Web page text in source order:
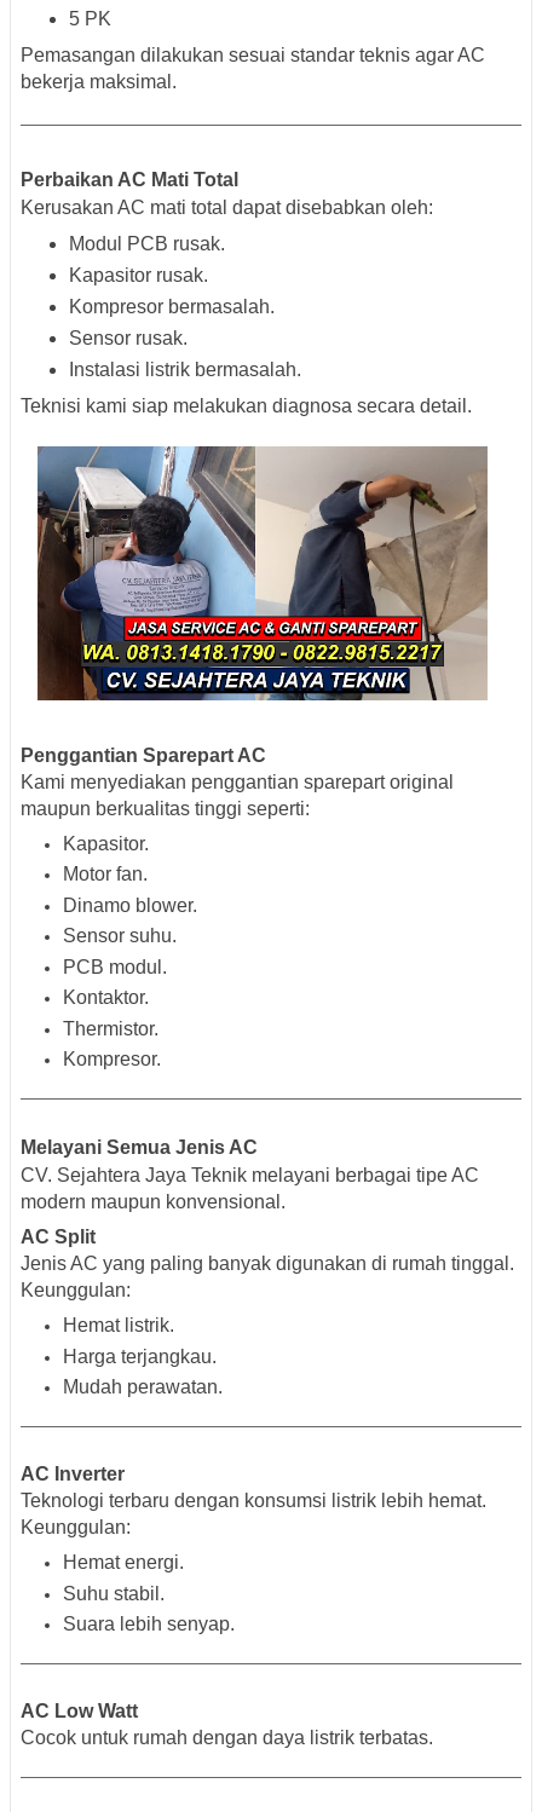
5 PK
Pemasangan dilakukan sesuai standar teknis agar AC
bekerja maksimal.
Perbaikan AC Mati Total
Kerusakan AC mati total dapat disebabkan oleh:
Modul PCB rusak.
Kapasitor rusak.
Kompresor bermasalah.
Sensor rusak.
Instalasi listrik bermasalah.
Teknisi kami siap melakukan diagnosa secara detail.
Penggantian Sparepart AC
Kami menyediakan penggantian sparepart original
maupun berkualitas tinggi seperti:
Kapasitor.
Motor fan.
Dinamo blower.
Sensor suhu.
PCB modul.
Kontaktor.
Thermistor.
Kompresor.
Melayani Semua Jenis AC
CV. Sejahtera Jaya Teknik melayani berbagai tipe AC
modern maupun konvensional.
AC Split
Jenis AC yang paling banyak digunakan di rumah tinggal.
Keunggulan:
Hemat listrik.
Harga terjangkau.
Mudah perawatan.
AC Inverter
Teknologi terbaru dengan konsumsi listrik lebih hemat.
Keunggulan:
Hemat energi.
Suhu stabil.
Suara lebih senyap.
AC Low Watt
Cocok untuk rumah dengan daya listrik terbatas.